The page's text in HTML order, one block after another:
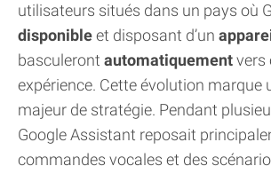
utilisateurs situés dans un pays où
disponibleet disposant d’un
basculeront automatiquementvers
expérience. Cette évolution marque
majeur de stratégie. Pendant
Google Assistant reposait
commandes vocales et des